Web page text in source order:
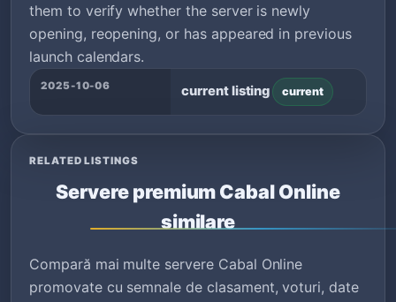
them to verify whether the server is newly
opening, reopening, or has appeared in previous
launch calendars.
2025-10-06 current listing current
RELATED LISTINGS
Servere premium Cabal Online
similare
Compară mai multe servere Cabal Online
promovate cu semnale de clasament, voturi, date